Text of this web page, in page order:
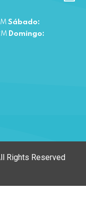
Sábado:
Domingo:
Rights Reserved